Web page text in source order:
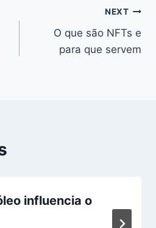
NEXT
O que são NFTs e
para que servem
influencia o